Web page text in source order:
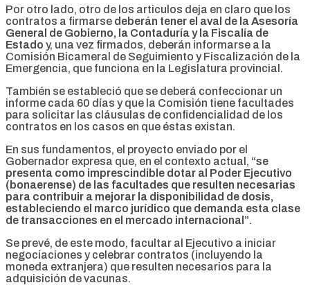
Por otro lado, otro de los articulos deja en claro que los
contratos a firmarse deberán tener el aval de la Asesoría
General de Gobierno, la Contaduría y la Fiscalía de
Estado y, una vez firmados, deberán informarse a la
Comisión Bicameral de Seguimiento y Fiscalización de la
Emergencia, que funciona en la Legislatura provincial.
También se estableció que se deberá confeccionar un
informe cada 60 días y que la Comisión tiene facultades
para solicitar las cláusulas de confidencialidad de los
contratos en los casos en que éstas existan.
En sus fundamentos, el proyecto enviado por el
Gobernador expresa que, en el contexto actual, “se
presenta como imprescindible dotar al Poder Ejecutivo
(bonaerense) de las facultades que resulten necesarias
para contribuir a mejorar la disponibilidad de dosis,
estableciendo el marco jurídico que demanda esta clase
de transacciones en el mercado internacional”.
Se prevé, de este modo, facultar al Ejecutivo a iniciar
negociaciones y celebrar contratos (incluyendo la
moneda extranjera) que resulten necesarios para la
adquisición de vacunas.